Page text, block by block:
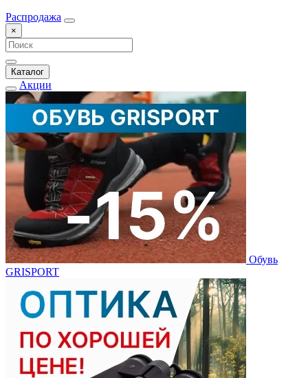
Распродажа
×
Каталог
Акции
Обувь
GRISPORT